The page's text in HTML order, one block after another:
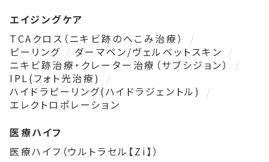
エイジングケア
TCAクロス（ニキビ跡のへこみ治療）
ピーリング
ダーマペン/ヴェルベットスキン
ニキビ跡治療・クレーター治療（サブシジョン）
IPL(フォト光治療)
ハイドラピーリング(ハイドラジェントル)
エレクトロポレーション
医療ハイフ
医療ハイフ（ウルトラセル【Zi】）